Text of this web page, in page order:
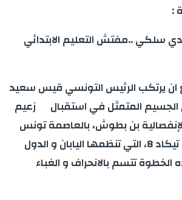
:
سلكي ..مفتش التعليم الابتدائي
ان يرتكب الرئيس التونسي قيس سعيد
الجسيم المتمثل في استقبال زعيم
بن بطوش، بالعاصمة تونس
للمشاركة في قمة تيكاد 8، التي تنظمها اليابان و الدول
تتسم بالانحراف و الغباء